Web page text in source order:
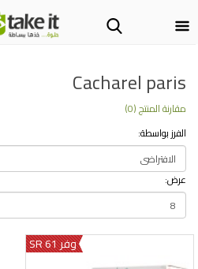
Cacharel paris
مقارنة المنتج (0)
الفرز بواسطة:
عرض:
وفر 61 SR